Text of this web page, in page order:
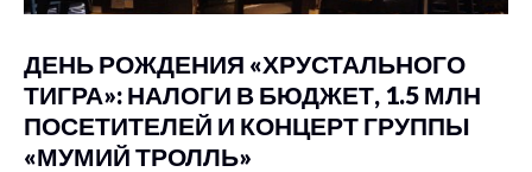
ДЕНЬ РОЖДЕНИЯ «ХРУСТАЛЬНОГО
ТИГРА»: НАЛОГИ В БЮДЖЕТ, 1.5 МЛН
ПОСЕТИТЕЛЕЙ И КОНЦЕРТ ГРУППЫ
«МУМИЙ ТРОЛЛЬ»